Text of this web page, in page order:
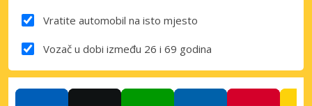
Vratite automobil na isto mjesto
Vozač u dobi između 26 i 69 godina